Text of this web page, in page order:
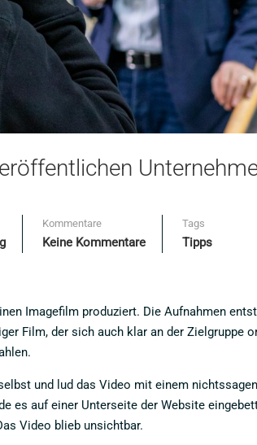
Kommentare
Keine Kommentare
Tags
Tipps
Imagefilm produziert. Die Aufnahmen
Film, der sich auch klar an der Zielgruppe
und lud das Video mit einem
es auf einer Unterseite der Website
Video blieb unsichtbar.